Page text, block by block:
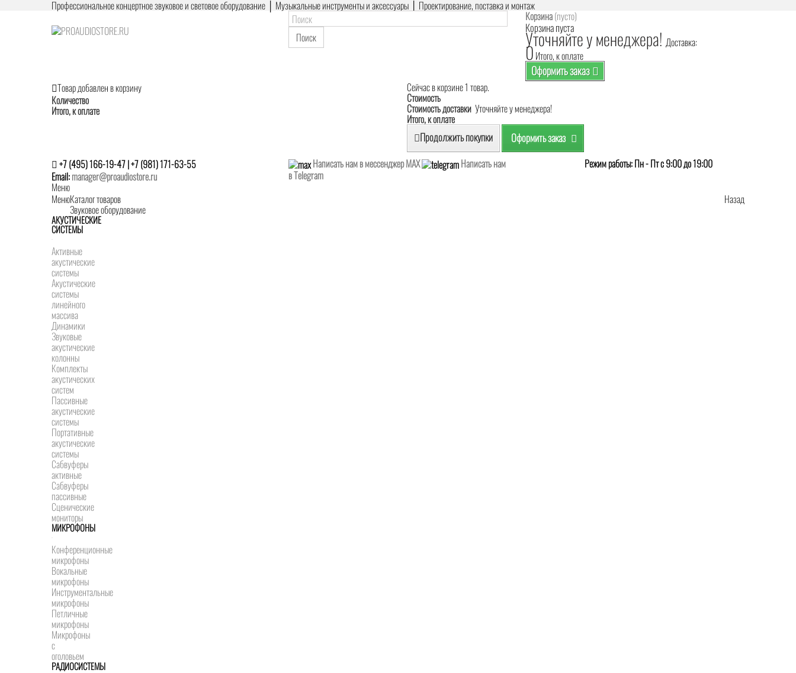
Профессиональное концертное звуковое и световое оборудование │ Музыкальные инструменты и аксессуары │ Проектирование, поставка и монтаж
Поиск
Корзина(пусто)
Корзина пуста
Уточняйте у менеджера! Доставка:
0 Итого, к оплате
Оформить заказ
Товар добавлен в корзину
Количество
Итого, к оплате
Сейчас в корзине 1 товар.
Стоимость
Стоимость доставки Уточняйте у менеджера!
Итого, к оплате
Продолжить покупки Оформить заказ
+7 (495) 166-19-47 | +7 (981) 171-63-55
Email:manager@proaudiostore.ru
Написать нам в мессенджер MAX
Написать нам
в Telegram
Режим работы: Пн - Пт с 9:00 до 19:00
Меню
Меню
Назад
Каталог товаров
Звуковое оборудование
АКУСТИЧЕСКИЕ
СИСТЕМЫ
Активные
акустические
системы
Акустические
системы
линейного
массива
Динамики
Звуковые
акустические
колонны
Комплекты
акустических
систем
Пассивные
акустические
системы
Портативные
акустические
системы
Сабвуферы
активные
Сабвуферы
пассивные
Сценические
мониторы
МИКРОФОНЫ
Конференционные
микрофоны
Вокальные
микрофоны
Инструментальные
микрофоны
Петличные
микрофоны
Микрофоны
с
оголовьем
РАДИОСИСТЕМЫ